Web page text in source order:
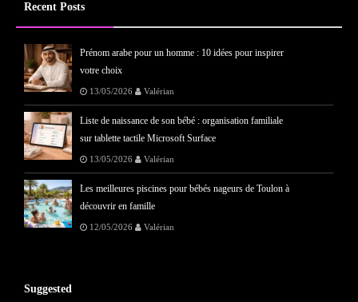
Recent Posts
Prénom arabe pour un homme : 10 idées pour inspirer
votre choix
13/05/2026 Valérian
Liste de naissance de son bébé : organisation familiale
sur tablette tactile Microsoft Surface
13/05/2026 Valérian
Les meilleures piscines pour bébés nageurs de Toulon à
découvrir en famille
12/05/2026 Valérian
Suggested